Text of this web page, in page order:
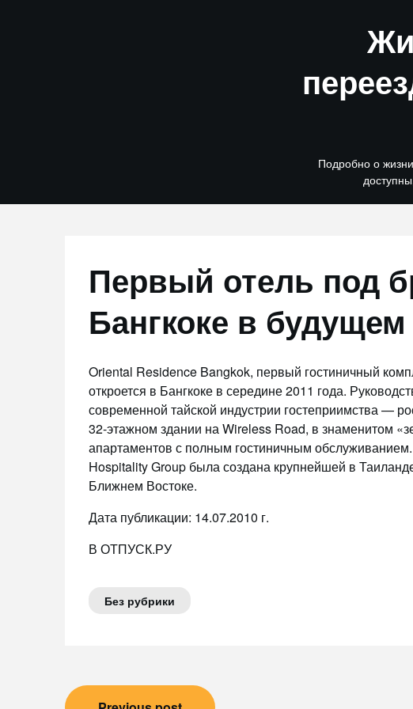
Подробно о
Первый отель под
Бангкоке в будущем
Oriental Residence Bangkok, первый гостиничный
откроется в Бангкоке в середине 2011 года.
современной тайской индустрии гостеприимства —
32-этажном здании на Wireless Road, в знаменитом
апартаментов с полным гостиничным
Hospitality Group была создана крупнейшей в
Ближнем Востоке.
Дата публикации: 14.07.2010 г.
В ОТПУСК.РУ
Без рубрики
Навигация